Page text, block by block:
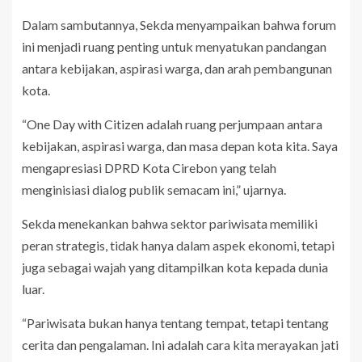
Dalam sambutannya, Sekda menyampaikan bahwa forum
ini menjadi ruang penting untuk menyatukan pandangan
antara kebijakan, aspirasi warga, dan arah pembangunan
kota.
“One Day with Citizen adalah ruang perjumpaan antara
kebijakan, aspirasi warga, dan masa depan kota kita. Saya
mengapresiasi DPRD Kota Cirebon yang telah
menginisiasi dialog publik semacam ini,” ujarnya.
Sekda menekankan bahwa sektor pariwisata memiliki
peran strategis, tidak hanya dalam aspek ekonomi, tetapi
juga sebagai wajah yang ditampilkan kota kepada dunia
luar.
“Pariwisata bukan hanya tentang tempat, tetapi tentang
cerita dan pengalaman. Ini adalah cara kita merayakan jati